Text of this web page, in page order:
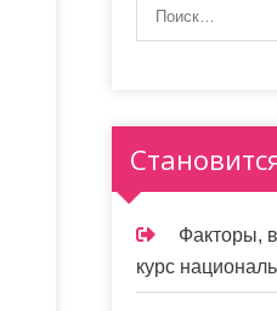
Факторы,
курс